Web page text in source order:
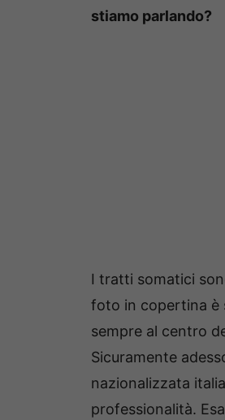
stiamo parlando?
I tratti somatici
foto in copertina è
sempre al centro
Sicuramente
nazionalizzata
professionalità.